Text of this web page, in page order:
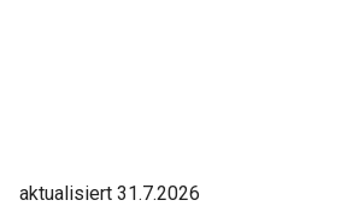
aktualisiert 31.7.2026